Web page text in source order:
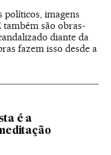
políticos, imagens
também são obras-
diante da
fazem isso desde a
é a